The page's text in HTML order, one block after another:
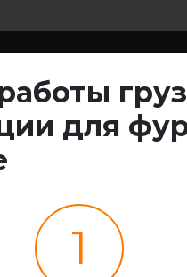
для
1